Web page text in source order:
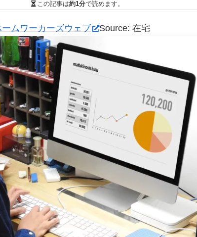
この記事は約1分で読めます。
ムワーカーズウェブ Source: 在宅